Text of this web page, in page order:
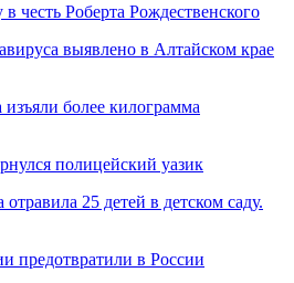
честь Роберта Рождественского
выявлено в Алтайском крае
изъяли более килограмма
полицейский уазик
25 детей в детском саду.
предотвратили в России